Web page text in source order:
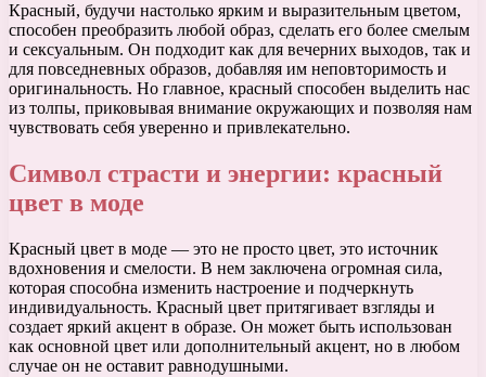
Красный, будучи настолько ярким и выразительным цветом,
способен преобразить любой образ, сделать его более смелым
и сексуальным. Он подходит как для вечерних выходов, так и
для повседневных образов, добавляя им неповторимость и
оригинальность. Но главное, красный способен выделить нас
из толпы, приковывая внимание окружающих и позволяя нам
чувствовать себя уверенно и привлекательно.
Символ страсти и энергии: красный
цвет в моде
Красный цвет в моде — это не просто цвет, это источник
вдохновения и смелости. В нем заключена огромная сила,
которая способна изменить настроение и подчеркнуть
индивидуальность. Красный цвет притягивает взгляды и
создает яркий акцент в образе. Он может быть использован
как основной цвет или дополнительный акцент, но в любом
случае он не оставит равнодушными.